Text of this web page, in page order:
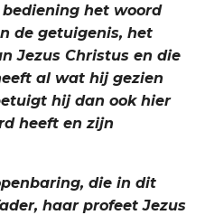
het woord
de getuigenis, het
Jezus Christus en die
al wat hij gezien
hij dan ook hier
heeft en zijn
die in dit
haar profeet Jezus